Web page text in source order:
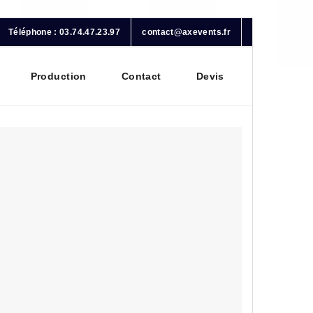
Téléphone : 03.74.47.23.97 contact@axevents.fr
Production Contact Devis